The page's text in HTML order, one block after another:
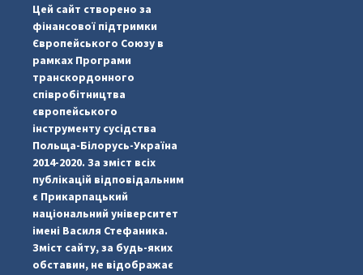
pimrec_project
Цей сайт створено за
фінансової підтримки
Європейського Союзу в
рамках Програми
транскордонного
співробітництва
європейського
інструменту сусідства
Польща-Білорусь-Україна
2014-2020. За зміст всіх
публікацій відповідальним
є Прикарпацький
національний університет
імені Василя Стефаника.
Зміст сайту, за будь-яких
обставин, не відображає